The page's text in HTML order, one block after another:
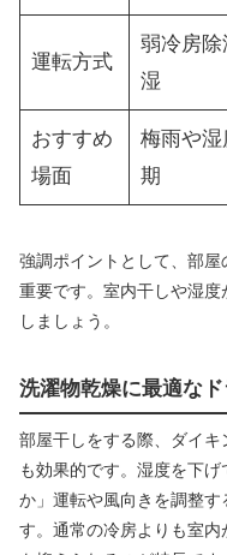
運転方式
弱冷房
湿
おすすめ
場面
梅雨や
期
強調ポイントとして、部
重要です。室内干しや湿
しましょう。
洗濯物乾燥に最適な
部屋干しをする際、ダイ
も効果的です。湿度を下
か」運転や風向きを調整
す。通常の冷房よりも室